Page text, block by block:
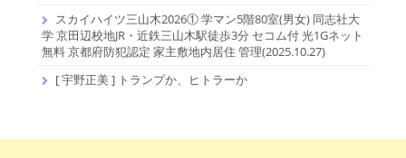
スカイハイツ三山木2026① 学マン5階80室(男女) 同志社大
学 京田辺校地JR・近鉄三山木駅徒歩3分 セコム付 光1Gネット
無料 京都府防犯認定 家主敷地内居住 管理(2025.10.27)
[ 宇野正美 ] トランプか、ヒトラーか